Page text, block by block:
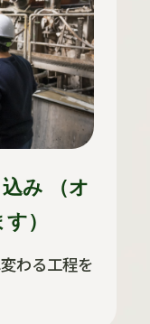
み （オ
）
わる工程を